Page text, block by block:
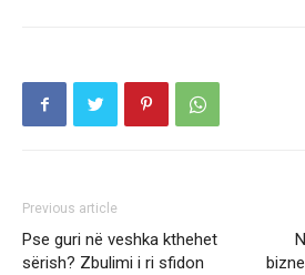
Previous article
Pse guri në veshka kthehet
sërish? Zbulimi i ri sfidon